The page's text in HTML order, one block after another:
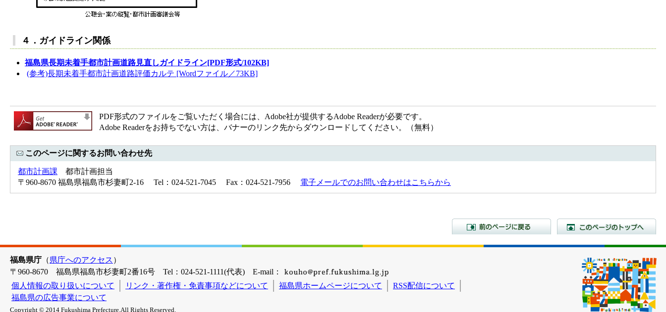
４．ガイドライン関係
福島県長期未着手都市計画道路見直しガイドライン[PDF形式/102KB]
(参考)長期未着手都市計画道路評価カルテ [Wordファイル／73KB]
PDF形式のファイルをご覧いただく場合には、Adobe社が提供するAdobe Readerが必要です。
Adobe Readerをお持ちでない方は、バナーのリンク先からダウンロードしてください。（無料）
このページに関するお問い合わせ先
都市計画課 都市計画担当
〒960-8670 福島県福島市杉妻町2-16 Tel：024-521-7045 Fax：024-521-7956 電子メールでのお問い合わせはこちらから
前のページに戻る
福島県庁 （県庁へのアクセス ）
〒960-8670 福島県福島市杉妻町2番16号 Tel：024-521-1111(代表) E-mail：
個人情報の取り扱いについて
リンク・著作権・免責事項などについて 福島県ホームページについて
RSS配信について
福島県の広告事業について
Copyright © 2014 Fukushima Prefecture.All Rights Reserved.